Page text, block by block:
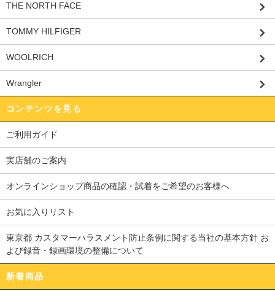
THE NORTH FACE
TOMMY HILFIGER
WOOLRICH
Wrangler
コンテンツを見る
ご利用ガイド
実店舗のご案内
オンラインショップ商品の確認・試着をご希望のお客様へ
お気に入りリスト
東京都 カスタマーハラスメント防止条例に関する当社の基本方針 お
よび録音・録画環境の整備について
新着商品